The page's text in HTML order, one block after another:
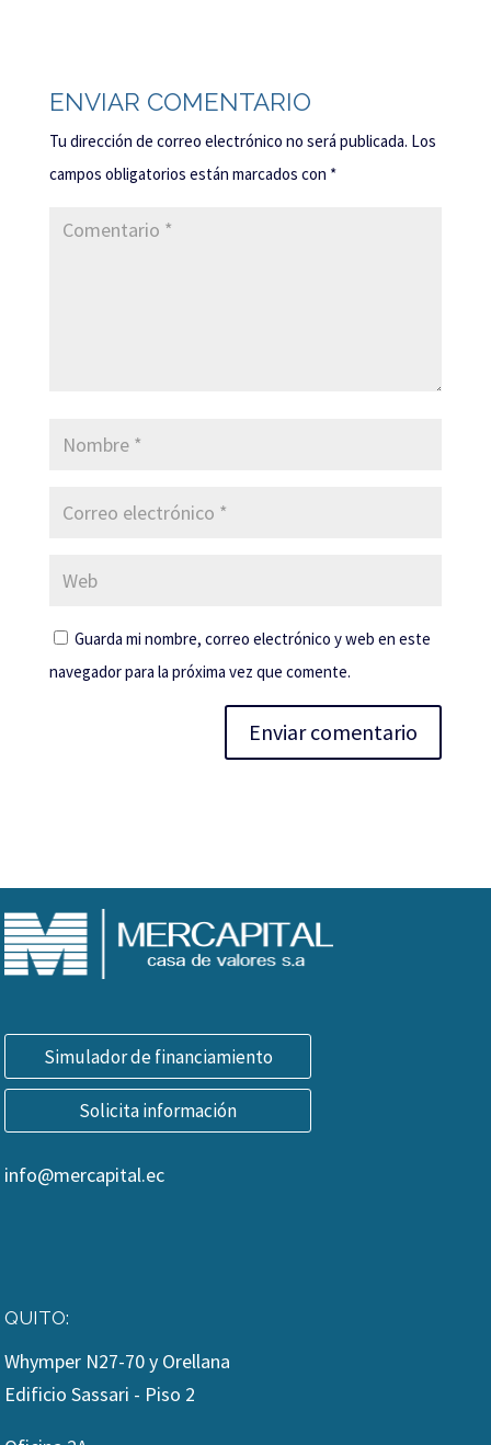
ENVIAR COMENTARIO
Tu dirección de correo electrónico no será publicada. Los
campos obligatorios están marcados con *
Guarda mi nombre, correo electrónico y web en este
navegador para la próxima vez que comente.
Simulador de financiamiento
Solicita información
info@mercapital.ec
QUITO:
Whymper N27-70 y Orellana
Edificio Sassari - Piso 2